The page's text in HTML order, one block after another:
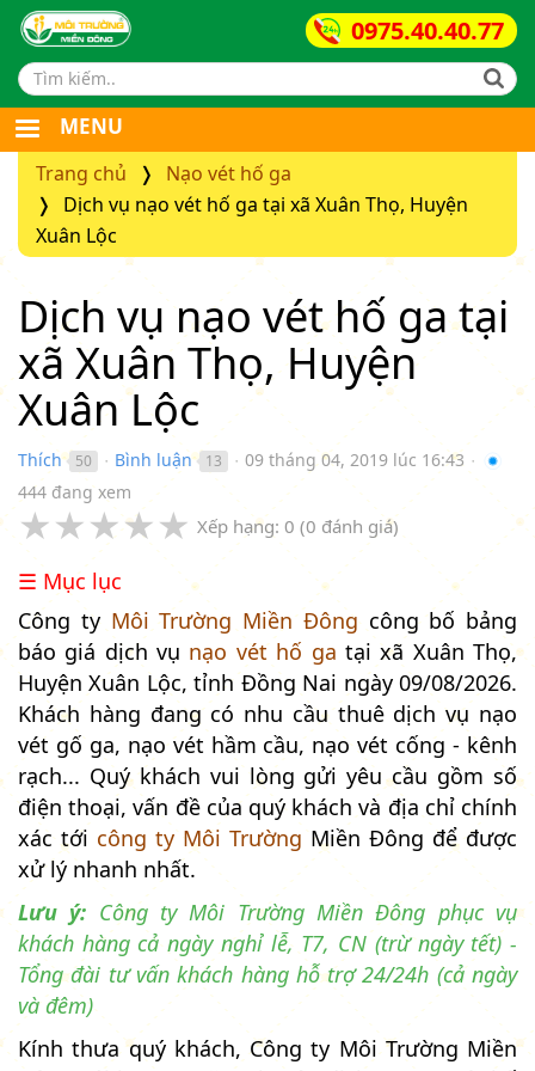
0975.40.40.77
Search form
MENU
Trang chủ
Nạo vét hố ga
Dịch vụ nạo vét hố ga tại xã Xuân Thọ, Huyện
Xuân Lộc
Dịch vụ nạo vét hố ga tại
xã Xuân Thọ, Huyện
Xuân Lộc
Thích 50 ● Bình luận 13 ● 09 tháng 04, 2019 lúc 16:43 ●
444 đang xem
★★★★★ Xếp hạng: 0 (0 đánh giá)
☰ Mục lục
Công ty Môi Trường Miền Đông công bố bảng
báo giá dịch vụ nạo vét hố ga tại xã Xuân Thọ,
Huyện Xuân Lộc, tỉnh Đồng Nai ngày 09/08/2026.
Khách hàng đang có nhu cầu thuê dịch vụ nạo
vét gố ga, nạo vét hầm cầu, nạo vét cống - kênh
rạch... Quý khách vui lòng gửi yêu cầu gồm số
điện thoại, vấn đề của quý khách và địa chỉ chính
xác tới công ty Môi Trường Miền Đông để được
xử lý nhanh nhất.
Lưu ý: Công ty Môi Trường Miền Đông phục vụ
khách hàng cả ngày nghỉ lễ, T7, CN (trừ ngày tết) -
Tổng đài tư vấn khách hàng hỗ trợ 24/24h (cả ngày
và đêm)
Kính thưa quý khách, Công ty Môi Trường Miền